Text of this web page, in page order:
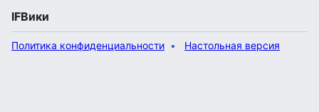
IFВики
Политика конфиденциальности Настольная версия